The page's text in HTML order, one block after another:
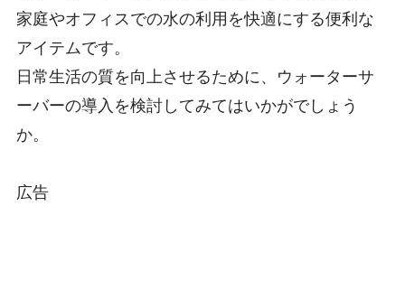
家庭やオフィスでの水の利用を快適にする便利な
アイテムです。
日常生活の質を向上させるために、ウォーターサ
ーバーの導入を検討してみてはいかがでしょう
か。
広告